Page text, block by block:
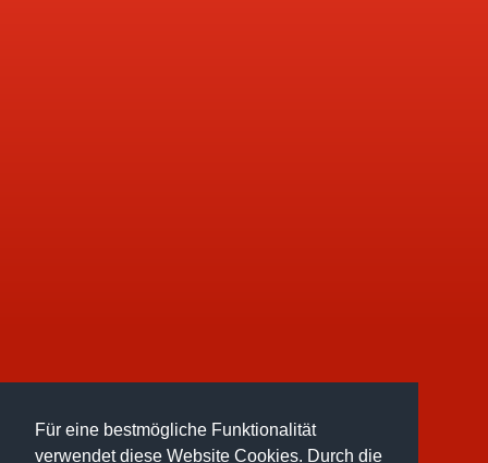
Für eine bestmögliche Funktionalität
verwendet diese Website Cookies. Durch die